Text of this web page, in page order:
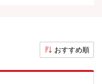
おすすめ順